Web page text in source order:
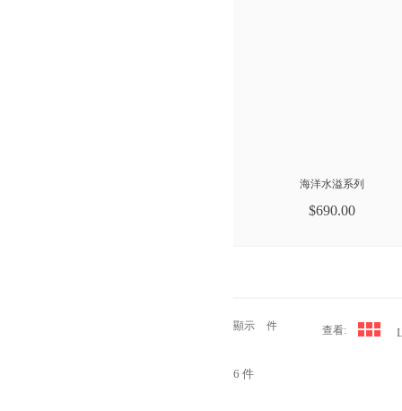
海洋水溢系列
$690.00
顯示 件 查看:
6 件